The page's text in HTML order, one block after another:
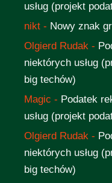
usług (projekt
nikt - Nowy znak
Olgierd Rudak -
niektórych usług
big techów)
Magic - Podatek
usług (projekt
Olgierd Rudak -
niektórych usług
big techów)